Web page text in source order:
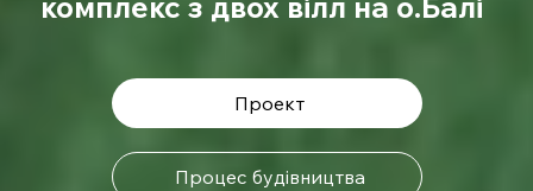
Процес будівництва
Проект